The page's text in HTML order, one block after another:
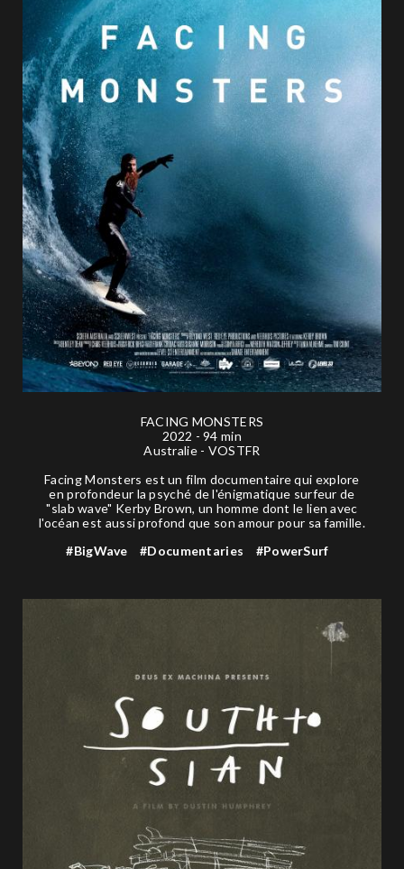
FACING MONSTERS
2022 - 94 min
Australie - VOSTFR
Facing Monsters est un film documentaire qui explore
en profondeur la psyché de l'énigmatique surfeur de
"slab wave" Kerby Brown, un homme dont le lien avec
l'océan est aussi profond que son amour pour sa famille.
#BigWave
#Documentaries #PowerSurf